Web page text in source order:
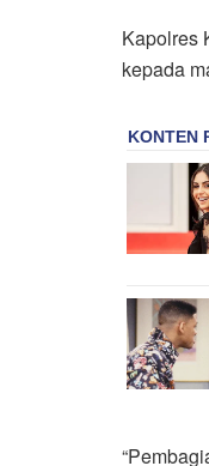
Kapolres
kepada